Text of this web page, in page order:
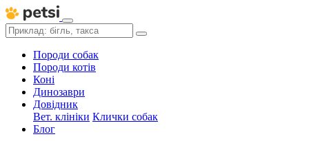
Породи собак
Породи котів
Коні
Динозаври
Довідник
Вет. клініки Клички собак
Блог